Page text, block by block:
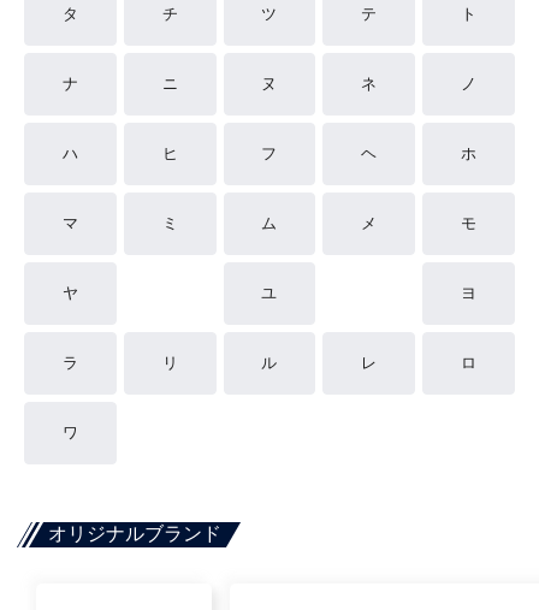
タ チ ツ テ ト
ナ ニ ヌ ネ ノ
ハ ヒ フ ヘ ホ
マ ミ ム メ モ
ヤ ユ ヨ
ラ リ ル レ ロ
ワ
オリジナルブランド